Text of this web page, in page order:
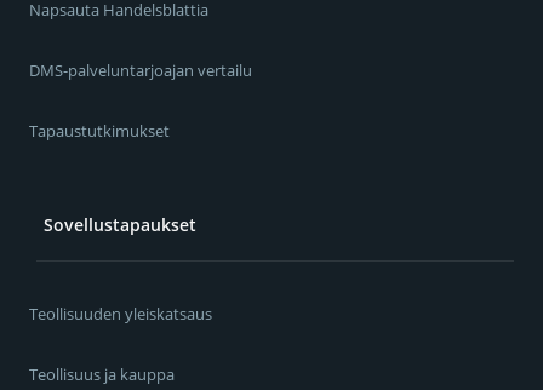
Napsauta Handelsblattia
DMS-palveluntarjoajan vertailu
Tapaustutkimukset
Sovellustapaukset
Teollisuuden yleiskatsaus
Teollisuus ja kauppa